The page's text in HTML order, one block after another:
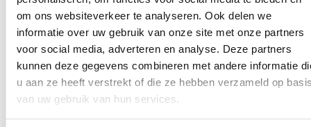
om ons websiteverkeer te analyseren. Ook delen we
informatie over uw gebruik van onze site met onze partners
voor social media, adverteren en analyse. Deze partners
kunnen deze gegevens combineren met andere informatie
u aan ze heeft verstrekt of die ze hebben verzameld op
van uw gebruik van hun services.
Spunpoly 165gr/m2
150x225cm
200x300cm
Groot Brittannië